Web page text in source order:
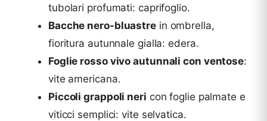
tubolari profumati: caprifoglio.
Bacche nero-bluastrein ombrella,
fioritura autunnale gialla: edera.
Foglie rosso vivo autunnali con ventose:
vite americana.
Piccoli grappoli neri con foglie palmate e
viticci semplici: vite selvatica.